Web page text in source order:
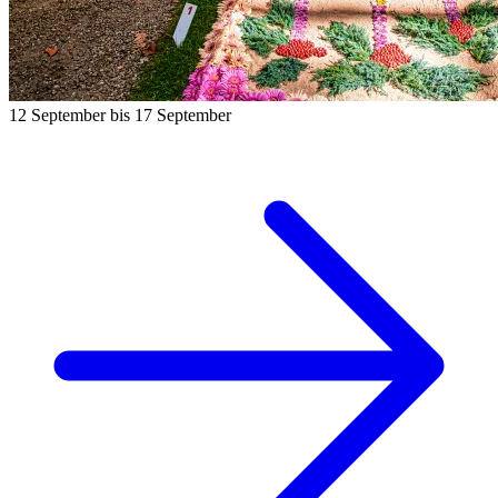
12 September bis 17 September